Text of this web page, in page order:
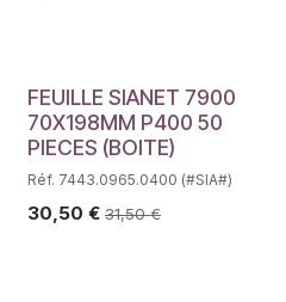
FEUILLE SIANET 7900
70X198MM P400 50
PIECES (BOITE)
Réf. 7443.0965.0400 (#SIA#)
30,50 € 31,50€